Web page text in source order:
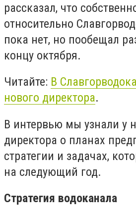
рассказал, что
относительно
пока нет, но пообещал
концу октября.
Читайте: В
нового директора.
В интервью мы узнали у
директора о планах
стратегии и задачах,
на следующий год.
Стратегия водоканала